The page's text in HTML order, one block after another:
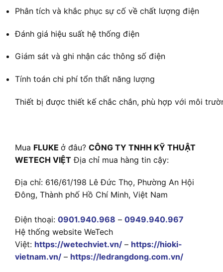
Phân tích và khắc phục sự cố về chất lượng điện
Đánh giá hiệu suất hệ thống điện
Giám sát và ghi nhận các thông số điện
Tính toán chi phí tổn thất năng lượng
Thiết bị được thiết kế chắc chắn, phù hợp với môi
Mua FLUKE ở đâu? CÔNG TY TNHH KỸ THUẬT
WETECH VIỆT Địa chỉ mua hàng tin cậy:
Địa chỉ: 616/61/198 Lê Đức Thọ, Phường An Hội
Đông, Thành phố Hồ Chí Minh, Việt Nam
Điện thoại: 0901.940.968 – 0949.940.967
Hệ thống website WeTech
Việt: https://wetechviet.vn/ – https://hioki-
vietnam.vn/ – https://ledrangdong.com.vn/